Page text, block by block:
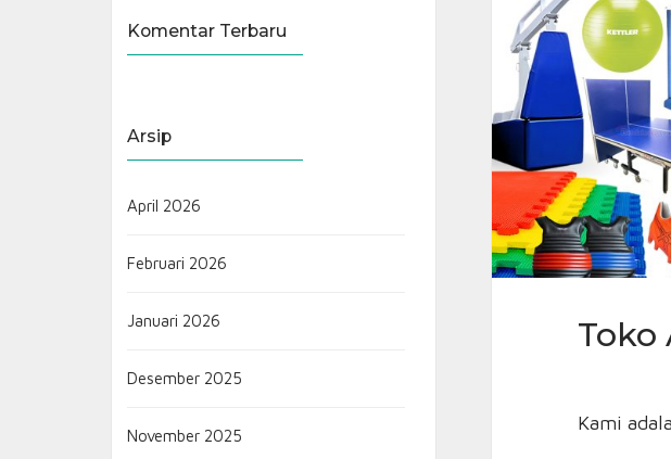
Toko
Kami
Komentar Terbaru
Arsip
April 2026
Februari 2026
Januari 2026
Desember 2025
November 2025